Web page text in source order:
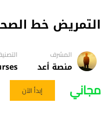
التمريض خط
المشرف
منصة أعد
مجاني إبدأ الآن